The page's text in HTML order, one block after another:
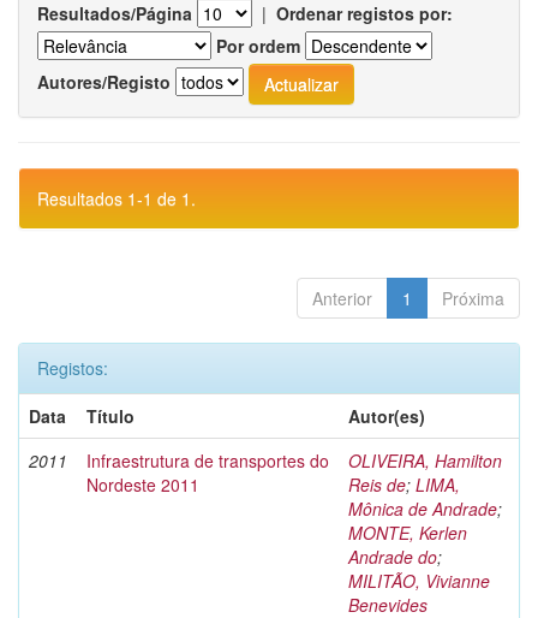
Resultados/Página | Ordenar registos por:
Por ordem
Autores/Registo
Resultados 1-1 de 1.
Anterior 1 Próxima
Registos:
Data
Título
Autor(es)
2011
Infraestrutura de transportes do
Nordeste 2011
OLIVEIRA, Hamilton
Reis de; LIMA,
Mônica de Andrade;
MONTE, Kerlen
Andrade do;
MILITÃO, Vivianne
Benevides